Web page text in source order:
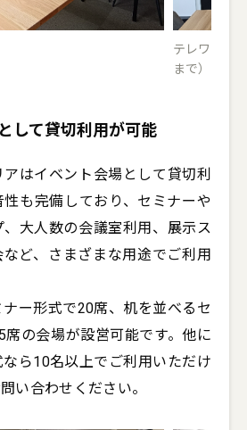
テレワーク
まで）
して貸切利用が可能
はイベント会場として貸切利
も完備しており、セミナーや
、大人数の会議室利用、展示ス
ど、さまざまな用途でご利用
ー形式で20席、机を並べるセ
席の会場が設営可能です。他に
ら10名以上でご利用いただけ
い合わせください。